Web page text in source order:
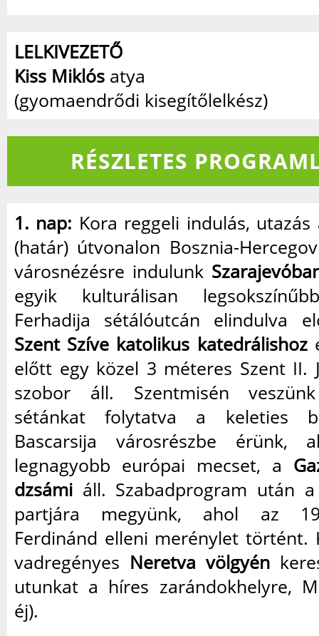
LELKIVEZETŐ
Kiss Miklós atya
(gyomaendrődi kisegítőlelkész)
RÉSZLETES
1. nap: Kora reggeli indulás,
(határ) útvonalon Bosznia-
városnézésre indulunk
egyik kulturálisan
Ferhadija sétálóutcán elindulva
Szent Szíve katolikus katedrálishoz
előtt egy közel 3 méteres Szent II.
szobor áll. Szentmisén
sétánkat folytatva a keleties
Bascarsija városrészbe érünk,
legnagyobb európai mecset, a
dzsámi áll. Szabadprogram után
partjára megyünk, ahol az
Ferdinánd elleni merénylet történt.
vadregényes Neretva völgyén
utunkat a híres zarándokhelyre,
éj).